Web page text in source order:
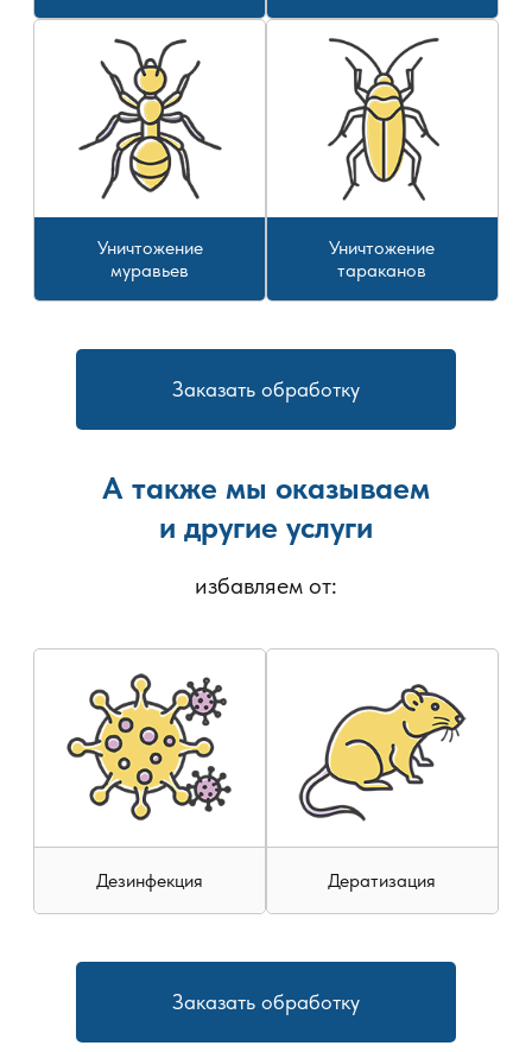
Уничтожение
муравьев
Уничтожение
тараканов
Заказать обработку
А также мы оказываем
и другие услуги
избавляем от:
Дезинфекция Дератизация
Заказать обработку